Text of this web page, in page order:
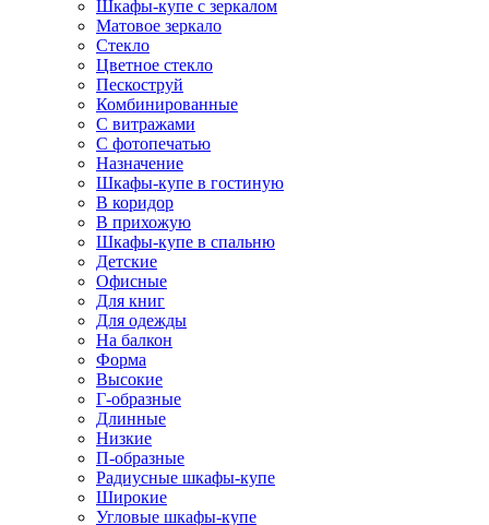
Шкафы-купе с зеркалом
Матовое зеркало
Стекло
Цветное стекло
Пескоструй
Комбинированные
С витражами
С фотопечатью
Назначение
Шкафы-купе в гостиную
В коридор
В прихожую
Шкафы-купе в спальню
Детские
Офисные
Для книг
Для одежды
На балкон
Форма
Высокие
Г-образные
Длинные
Низкие
П-образные
Радиусные шкафы-купе
Широкие
Угловые шкафы-купе